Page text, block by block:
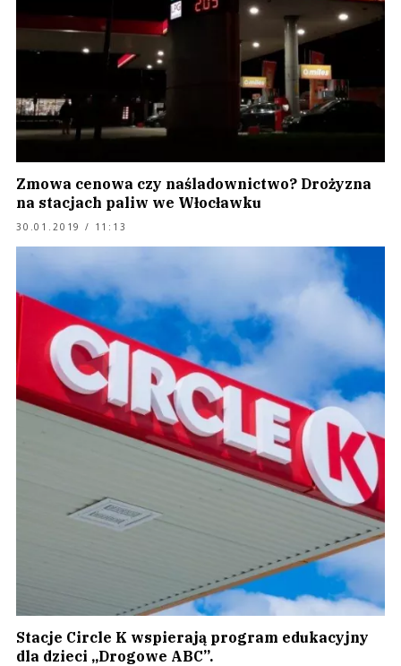
Zmowa cenowa czy naśladownictwo? Drożyzna
na stacjach paliw we Włocławku
30.01.2019 / 11:13
Stacje Circle K wspierają program edukacyjny
dla dzieci „Drogowe ABC”.